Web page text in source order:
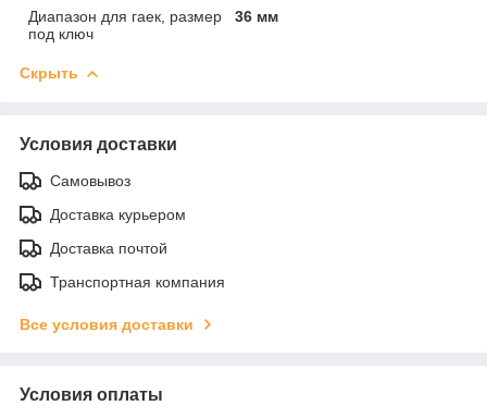
Диапазон для гаек, размер
под ключ
36 мм
Скрыть
Условия доставки
Самовывоз
Доставка курьером
Доставка почтой
Транспортная компания
Все условия доставки
Условия оплаты